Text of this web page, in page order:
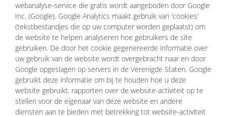
webanalyse-service die gratis wordt aangeboden door Google
Inc. (Google). Google Analytics maakt gebruik van 'cookies'
(tekstbestandjes die op uw computer worden geplaatst) om
de website te helpen analyseren hoe gebruikers de site
gebruiken. De door het cookie gegenereerde informatie over
uw gebruik van de website wordt overgebracht naar en door
Google opgeslagen op servers in de Verenigde Staten. Google
gebruikt deze informatie om bij te houden hoe u deze
website gebruikt, rapporten over de website-activiteit op te
stellen voor de eigenaar van deze website en andere
diensten aan te bieden met betrekking tot website-activiteit